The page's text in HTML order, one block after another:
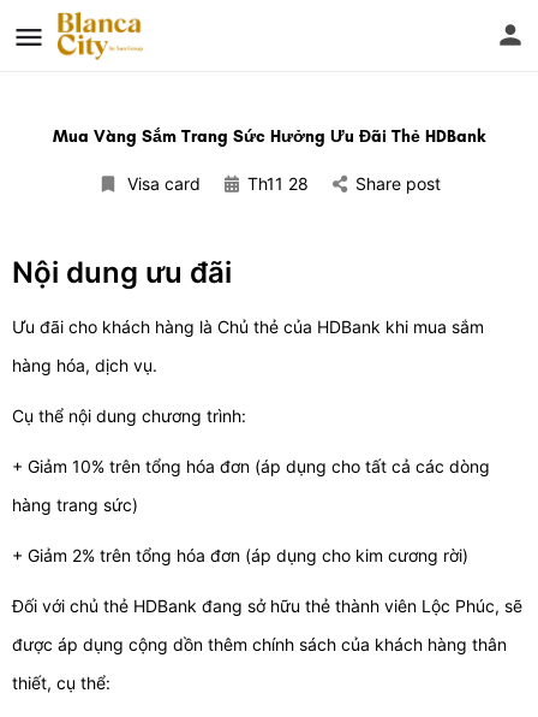
Mua Vàng Sắm Trang Sức Hưởng Ưu Đãi Thẻ HDBank
Visa card Th11 28 Share post
Nội dung ưu đãi
Ưu đãi cho khách hàng là Chủ thẻ của HDBank khi mua sắm
hàng hóa, dịch vụ.
Cụ thể nội dung chương trình:
+ Giảm 10% trên tổng hóa đơn (áp dụng cho tất cả các dòng
hàng trang sức)
+ Giảm 2% trên tổng hóa đơn (áp dụng cho kim cương rời)
Đối với chủ thẻ HDBank đang sở hữu thẻ thành viên Lộc Phúc, sẽ
được áp dụng cộng dồn thêm chính sách của khách hàng thân
thiết, cụ thể: